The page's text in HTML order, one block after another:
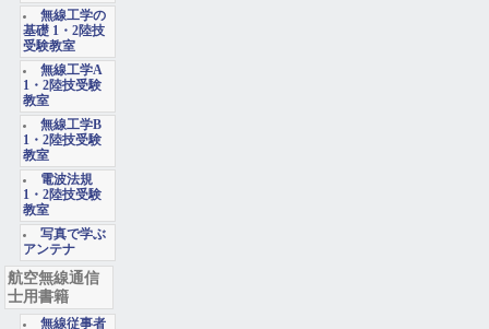
無線工学の
基礎 1・2陸技
受験教室
無線工学A
1・2陸技受験
教室
無線工学B
1・2陸技受験
教室
電波法規
1・2陸技受験
教室
写真で学ぶ
アンテナ
航空無線通信
士用書籍
無線従事者